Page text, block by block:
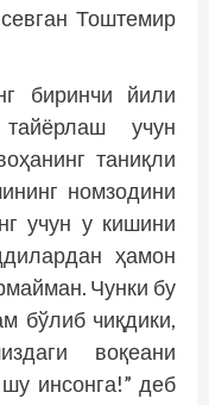
Тоштемир
биринчи йили
тайёрлаш учун
таниқли
номзодини
учун у кишини
ҳамон
Чунки бу
бўлиб чиқдики,
воқеани
инсонга!” деб